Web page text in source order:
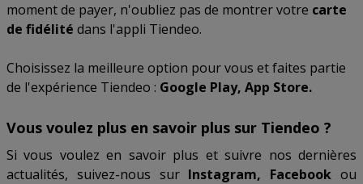
moment de payer, n'oubliez pas de montrer votre carte
de fidélité dans l'appli Tiendeo.
Choisissez la meilleure option pour vous et faites partie
de l'expérience Tiendeo : Google Play, App Store.
Vous voulez plus en savoir plus sur Tiendeo ?
Si vous voulez en savoir plus et suivre nos dernières
actualités, suivez-nous sur Instagram, Facebook ou